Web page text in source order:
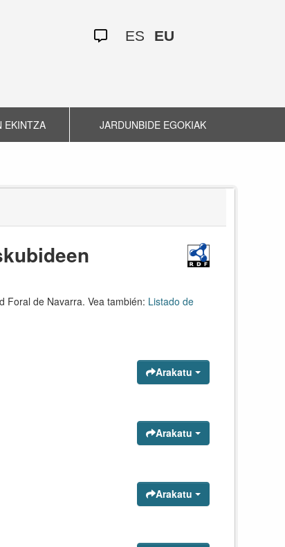
ES EU
EKINTZA JARDUNBIDE EGOKIAK
Foral de Navarra. Vea también: Listado de
Arakatu
Arakatu
Arakatu